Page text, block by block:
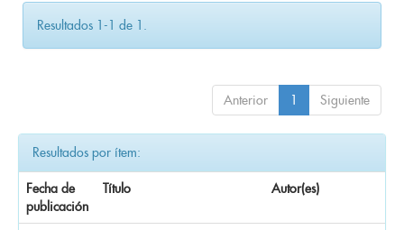
Resultados 1-1 de 1.
Anterior 1 Siguiente
Resultados por ítem:
Fecha de
publicación
Título Autor(es)